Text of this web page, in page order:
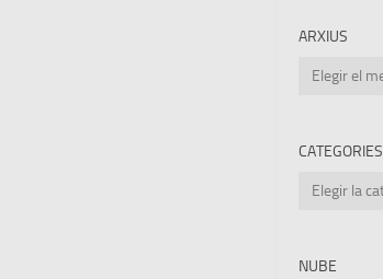
ARXIUS
Arxius
CATEGORIES
Categories
NUBE